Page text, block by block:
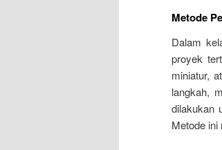
Metode
Dalam
proyek
miniatur,
langkah,
dilakukan
Metode